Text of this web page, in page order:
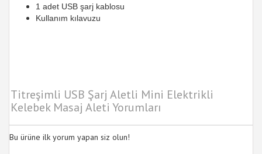
1 adet USB şarj kablosu
Kullanım kılavuzu
Titreşimli USB Şarj Aletli Mini Elektrikli
Kelebek Masaj Aleti Yorumları
Bu ürüne ilk yorum yapan siz olun!